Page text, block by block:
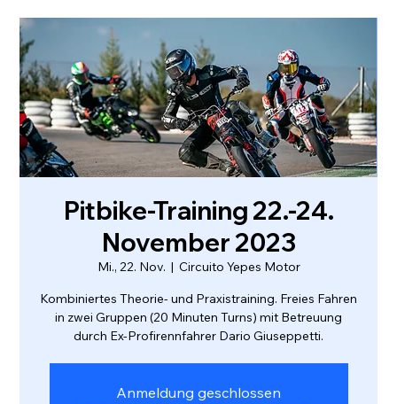
Pitbike-Training 22.-24.
November 2023
Mi., 22. Nov.
  |
Circuito Yepes Motor
Kombiniertes Theorie- und Praxistraining. Freies Fahren
in zwei Gruppen (20 Minuten Turns) mit Betreuung
durch Ex-Profirennfahrer Dario Giuseppetti.
Anmeldung geschlossen